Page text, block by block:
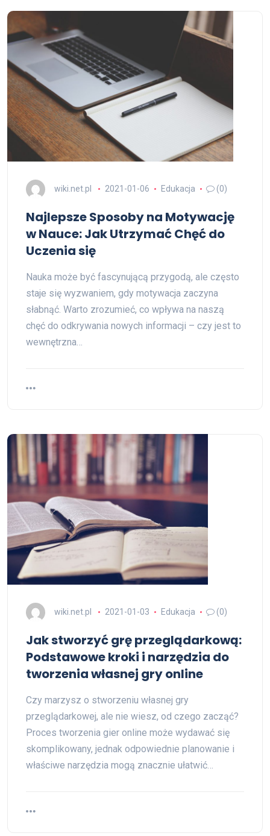
wiki.net.pl 2021-01-06 Edukacja (0)
Najlepsze Sposoby na Motywację
w Nauce: Jak Utrzymać Chęć do
Uczenia się
Nauka może być fascynującą przygodą, ale często
staje się wyzwaniem, gdy motywacja zaczyna
słabnąć. Warto zrozumieć, co wpływa na naszą
chęć do odkrywania nowych informacji – czy jest to
wewnętrzna…
wiki.net.pl 2021-01-03 Edukacja (0)
Jak stworzyć grę przeglądarkową:
Podstawowe kroki i narzędzia do
tworzenia własnej gry online
Czy marzysz o stworzeniu własnej gry
przeglądarkowej, ale nie wiesz, od czego zacząć?
Proces tworzenia gier online może wydawać się
skomplikowany, jednak odpowiednie planowanie i
właściwe narzędzia mogą znacznie ułatwić…